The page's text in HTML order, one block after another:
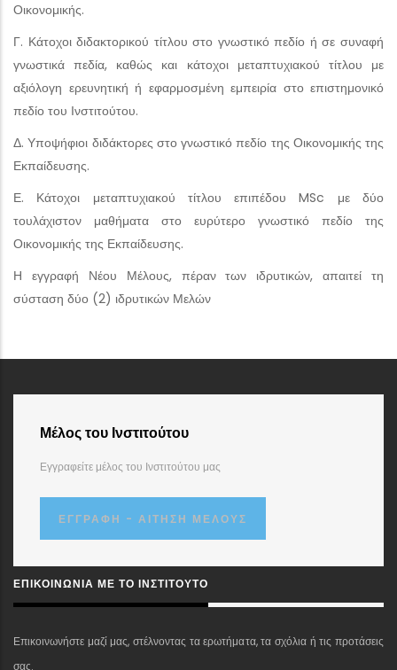
Οικονομικής.
Γ. Κάτοχοι διδακτορικού τίτλου στο γνωστικό πεδίο ή σε συναφή
γνωστικά πεδία, καθώς και κάτοχοι μεταπτυχιακού τίτλου με
αξιόλογη ερευνητική ή εφαρμοσμένη εμπειρία στο επιστημονικό
πεδίο του Ινστιτούτου.
Δ. Υποψήφιοι διδάκτορες στο γνωστικό πεδίο της Οικονομικής της
Εκπαίδευσης.
Ε. Κάτοχοι μεταπτυχιακού τίτλου επιπέδου MSc με δύο
τουλάχιστον μαθήματα στο ευρύτερο γνωστικό πεδίο της
Οικονομικής της Εκπαίδευσης.
Η εγγραφή Νέου Μέλους, πέραν των ιδρυτικών, απαιτεί τη
σύσταση δύο (2) ιδρυτικών Μελών
Μέλος του Ινστιτούτου
Εγγραφείτε μέλος του Ινστιτούτου μας
ΕΓΓΡΑΦΉ - ΑΊΤΗΣΗ ΜΈΛΟΥΣ
ΕΠΙΚΟΙΝΩΝΊΑ ΜΕ ΤΟ ΙΝΣΤΙΤΟΎΤΟ
Επικοινωνήστε μαζί μας, στέλνοντας τα ερωτήματα, τα σχόλια ή τις προτάσεις
σας.